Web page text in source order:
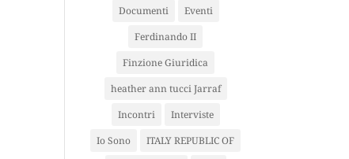
Documenti
Eventi
Ferdinando II
Finzione Giuridica
heather ann tucci Jarraf
Incontri
Interviste
Io Sono
ITALY REPUBLIC OF